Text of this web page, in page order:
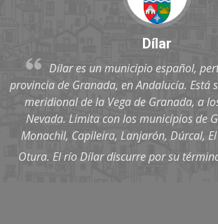
Dílar
Dílar es un municipio español,
provincia de Granada, en Andalucía. Está
meridional de la Vega de Granada, a
Nevada. Limita con los municipios de
Monachil, Capileira, Lanjarón, Dúrcal,
Otura. El río Dílar discurre por su